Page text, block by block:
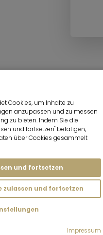
Cookies, um Inhalte zu
anzupassen und zu messen
zu bieten. Indem Sie die
und fortsetzen" betätigen,
über Cookies gesammelt
und fortsetzen
zulassen und fortsetzen
Impressum